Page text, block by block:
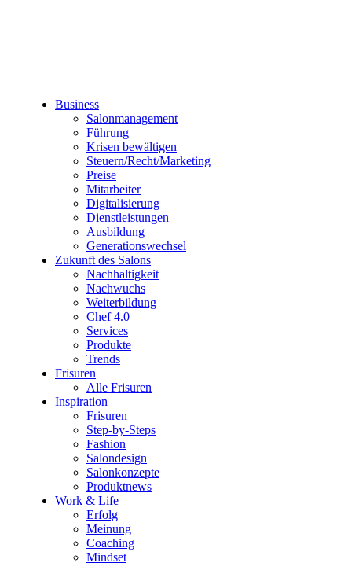
Business
Salonmanagement
Führung
Krisen bewältigen
Steuern/Recht/Marketing
Preise
Mitarbeiter
Digitalisierung
Dienstleistungen
Ausbildung
Generationswechsel
Zukunft des Salons
Nachhaltigkeit
Nachwuchs
Weiterbildung
Chef 4.0
Services
Produkte
Trends
Frisuren
Alle Frisuren
Inspiration
Frisuren
Step-by-Steps
Fashion
Salondesign
Salonkonzepte
Produktnews
Work & Life
Erfolg
Meinung
Coaching
Mindset